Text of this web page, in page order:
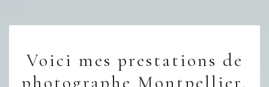
Voici mes prestations de
photographe Montpellier,